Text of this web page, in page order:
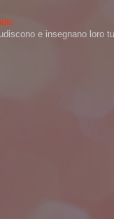
e insegnano loro